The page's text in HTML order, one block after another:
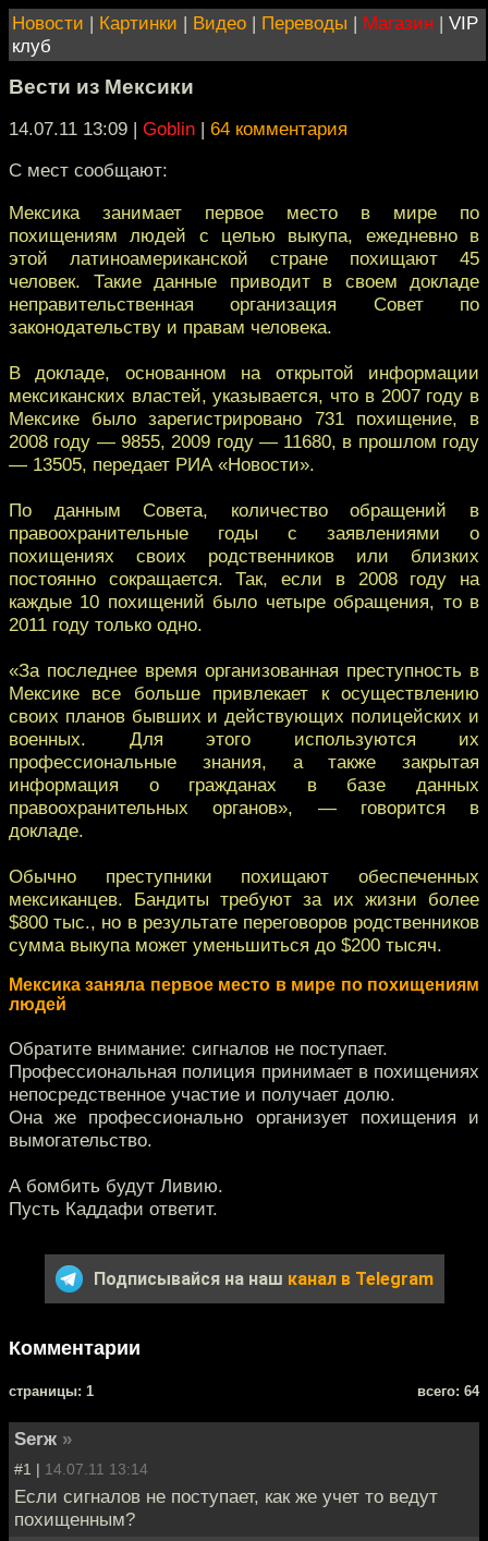
Новости | Картинки | Видео | Переводы | Магазин | VIP
клуб
Вести из Мексики
14.07.11 13:09 | Goblin | 64 комментария
С мест сообщают:
Мексика занимает первое место в мире по
похищениям людей с целью выкупа, ежедневно в
этой латиноамериканской стране похищают 45
человек. Такие данные приводит в своем докладе
неправительственная организация Совет по
законодательству и правам человека.
В докладе, основанном на открытой информации
мексиканских властей, указывается, что в 2007 году в
Мексике было зарегистрировано 731 похищение, в
2008 году — 9855, 2009 году — 11680, в прошлом году
— 13505, передает РИА «Новости».
По данным Совета, количество обращений в
правоохранительные годы с заявлениями о
похищениях своих родственников или близких
постоянно сокращается. Так, если в 2008 году на
каждые 10 похищений было четыре обращения, то в
2011 году только одно.
«За последнее время организованная преступность в
Мексике все больше привлекает к осуществлению
своих планов бывших и действующих полицейских и
военных. Для этого используются их
профессиональные знания, а также закрытая
информация о гражданах в базе данных
правоохранительных органов», — говорится в
докладе.
Обычно преступники похищают обеспеченных
мексиканцев. Бандиты требуют за их жизни более
$800 тыс., но в результате переговоров родственников
сумма выкупа может уменьшиться до $200 тысяч.
Мексика заняла первое место в мире по похищениям
людей
Обратите внимание: сигналов не поступает.
Профессиональная полиция принимает в похищениях
непосредственное участие и получает долю.
Она же профессионально организует похищения и
вымогательство.
А бомбить будут Ливию.
Пусть Каддафи ответит.
Подписывайся на наш канал в Telegram
Комментарии
cтраницы: 1 всего: 64
Serж »
#1 | 14.07.11 13:14
Если сигналов не поступает, как же учет то ведут
похищенным?